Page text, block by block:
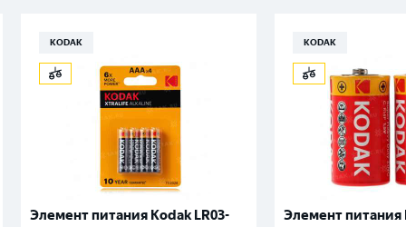
KODAK
Элемент питания Kodak LR03-
KODAK
Элемент питания